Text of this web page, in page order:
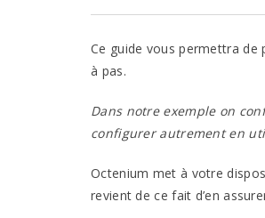
Ce guide vous permettra de
à pas.
Dans notre exemple on
configurer autrement en
Octenium met à votre
revient de ce fait d’en